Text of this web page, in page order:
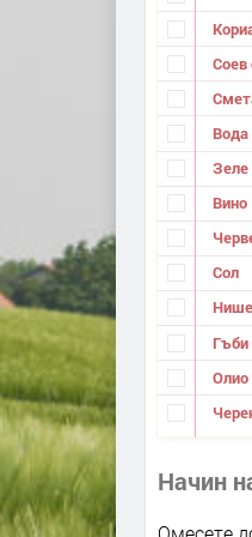
Соев
Вода
Зеле
Вино
Сол
Гъби
Олио
Начин